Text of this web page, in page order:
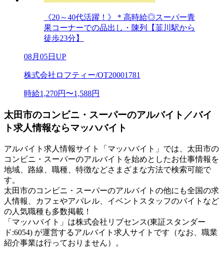
《20～40代活躍！》＊高時給◎スーパー青
果コーナーでの品出し・陳列【韮川駅から
徒歩23分】
08月05日UP
株式会社ロフティー/OT20001781
時給1,270円〜1,588円
太田市のコンビニ・スーパーのアルバイト／バイ
ト求人情報ならマッハバイト
アルバイト求人情報サイト「マッハバイト」では、太田市の
コンビニ・スーパーのアルバイトを始めとしたお仕事情報を
地域、路線、職種、特徴などさまざまな方法で検索可能で
す。
太田市のコンビニ・スーパーのアルバイトの他にも全国の求
人情報、カフェやアパレル、イベントスタッフのバイトなど
の人気職種も多数掲載！
「マッハバイト」は株式会社リブセンス(東証スタンダー
ド:6054) が運営するアルバイト求人サイトです（なお、職業
紹介事業は行っておりません）。